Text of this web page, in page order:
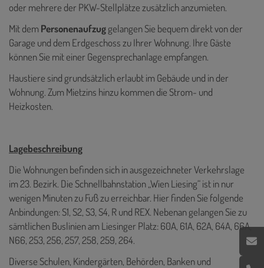
oder mehrere der PKW-Stellplätze zusätzlich anzumieten.
Mit dem Personenaufzuggelangen Sie bequem direkt von der
Garage und dem Erdgeschoss zu Ihrer Wohnung. Ihre Gäste
können Sie mit einer Gegensprechanlage empfangen.
Haustiere sind grundsätzlich erlaubt im Gebäude und in der
Wohnung. Zum Mietzins hinzu kommen die Strom- und
Heizkosten.
Lagebeschreibung
Die Wohnungen befinden sich in ausgezeichneter Verkehrslage
im 23. Bezirk. Die Schnellbahnstation „Wien Liesing“ ist in nur
wenigen Minuten zu Fuß zu erreichbar. Hier finden Sie folgende
Anbindungen: S1, S2, S3, S4, R und REX. Nebenan gelangen Sie zu
sämtlichen Buslinien am Liesinger Platz: 60A, 61A, 62A, 64A, 66A,
N66, 253, 256, 257, 258, 259, 264.
Diverse Schulen, Kindergärten, Behörden, Banken und